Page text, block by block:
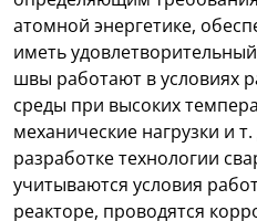
атомной энергетике,
иметь
швы работают в условиях
среды при высоких
механические нагрузки и
разработке технологии
учитываются условия
реакторе, проводятся